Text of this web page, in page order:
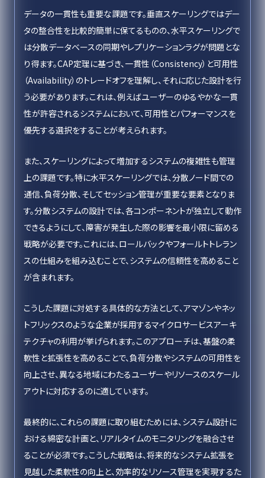
データの一貫性も重要な課題です。垂直スケーリングではデー
タの整合性を比較的簡単に保てるものの、水平スケーリングで
は分散データベースの同期やレプリケーションラグが問題とな
り得ます。CAP定理に基づき、一貫性（Consistency）と可用性
（Availability）のトレードオフを理解し、それに応じた設計を行
う必要があります。これは、例えばユーザーのゆるやかな一貫
性が許容されるシステムにおいて、可用性とパフォーマンスを
優先する選択をすることが考えられます。
また、スケーリングによって増加するシステムの複雑性も管理
上の課題です。特に水平スケーリングでは、分散ノード間での
通信、負荷分散、そしてセッション管理が重要な要素となりま
す。分散システムの設計では、各コンポーネントが独立して動作
できるようにして、障害が発生した際の影響を最小限に留める
戦略が必要です。これには、ロールバックやフォールトトレラン
スの仕組みを組み込むことで、システムの信頼性を高めること
が含まれます。
こうした課題に対処する具体的な方法として、アマゾンやネッ
トフリックスのような企業が採用するマイクロサービスアーキ
テクチャの利用が挙げられます。このアプローチは、基盤の柔
軟性と拡張性を高めることで、負荷分散やシステムの可用性を
向上させ、異なる地域にわたるユーザーやリソースのスケール
アウトに対応するのに適しています。
最終的に、これらの課題に取り組むためには、システム設計に
おける綿密な計画と、リアルタイムのモニタリングを融合させ
ることが必須です。こうした戦略は、将来的なシステム拡張を
見越した柔軟性の向上と、効率的なリソース管理を実現するた